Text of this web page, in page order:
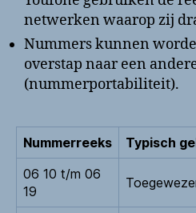
netwerken waarop zij
Nummers kunnen
overstap naar een
(nummerportabiliteit).
Nummerreeks
Typisch
06 10 t/m 06
19